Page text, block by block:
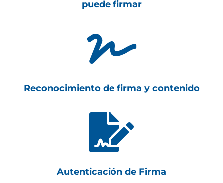
puede firmar

Reconocimiento de firma y contenido

Autenticación de Firma